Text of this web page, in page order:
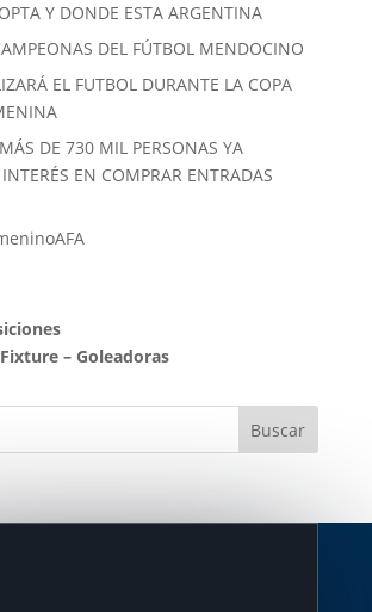
Y DONDE ESTA ARGENTINA
DEL FÚTBOL MENDOCINO
EL FUTBOL DURANTE LA COPA
DE 730 MIL PERSONAS YA
EN COMPRAR ENTRADAS
Fixture– Goleadoras